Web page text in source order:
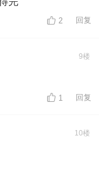
2 回复
9楼
1 回复
10楼